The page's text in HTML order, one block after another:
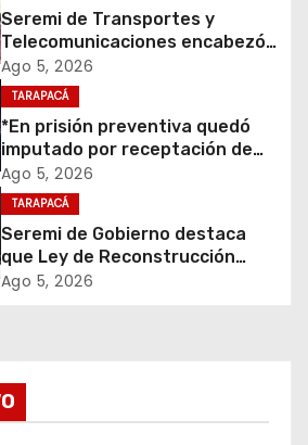
Seremi de Transportes y
Telecomunicaciones encabezó
primera mesa de coordinación
para el retiro de cables en
desuso en Iquique
Ago 5, 2026
TARAPACÁ
*En prisión preventiva quedó
imputado por receptación de
cigarrillos avaluados en $1.600
millones*
Ago 5, 2026
TARAPACÁ
Seremi de Gobierno destaca
que Ley de Reconstrucción
Nacional impulsará la inversión
Ago 5, 2026